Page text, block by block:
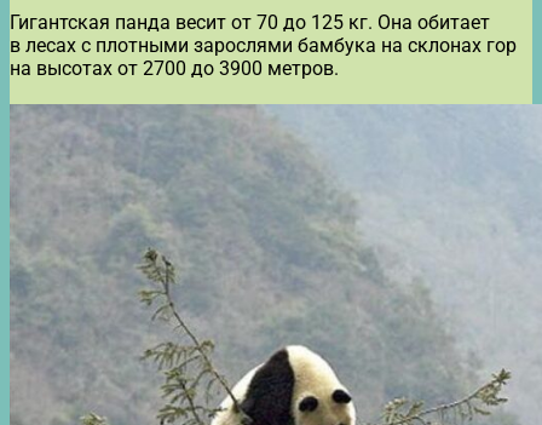
Гигантская панда весит от 70 до 125 кг. Она обитает
в лесах с плотными зарослями бамбука на склонах гор
на высотах от 2700 до 3900 метров.